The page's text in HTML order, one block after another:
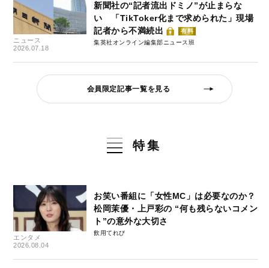
ニュース
2026.07.18
新聞社の“記者流出ドミノ”が止まらな
い 「TikToker化まで求められた」現場
記者から不満続出
有料
集英社オンライン編集部ニュース班
会員限定記事一覧を見る
特集
エンタメ
2026.08.04
お笑い番組に「女性MC」は必要なのか？
松岡茉優・上戸彩の “何も残らないコメン
ト”の意外な大切さ
飲用てれび